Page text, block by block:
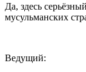
Да, здесь
мусульманских
Ведущий: